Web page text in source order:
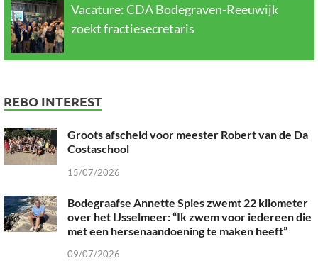
Vacature: CDA Bodegraven-Reeuwijk
zoekt fractiesecretaris
REBO INTEREST
Groots afscheid voor meester Robert van de Da
Costaschool
15/07/2026
Bodegraafse Annette Spies zwemt 22 kilometer
over het IJsselmeer: “Ik zwem voor iedereen die
met een hersenaandoening te maken heeft”
09/07/2026